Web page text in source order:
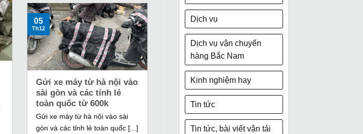
Gửi xe máy từ hà nội vào
sài gòn và các tỉnh lẻ
toàn quốc từ 600k
Gửi xe máy từ hà nội vào sài
gòn và các tỉnh lẻ toàn quốc [...]
05
Th12
Dịch vụ
Dịch vụ vận chuyển
hàng Bắc Nam
Kinh nghiệm hay
Tin tức
Tin tức, bài viết vận tải